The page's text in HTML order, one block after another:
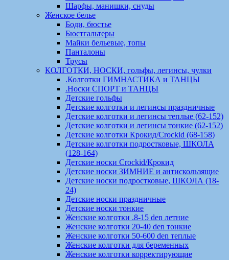
Шарфы, манишки, снуды
Женское белье
Боди, бюстье
Бюстгальтеры
Майки бельевые, топы
Панталоны
Трусы
КОЛГОТКИ, НОСКИ, гольфы, легинсы, чулки
.Колготки ГИМНАСТИКА и ТАНЦЫ
.Носки СПОРТ и ТАНЦЫ
Детские гольфы
Детские колготки и легинсы праздничные
Детские колготки и легинсы теплые (62-152)
Детские колготки и легинсы тонкие (62-152)
Детские колготки Крокид/Crockid (68-158)
Детские колготки подростковые, ШКОЛА
(128-164)
Детские носки Crockid/Крокид
Детские носки ЗИМНИЕ и антискользящие
Детские носки подростковые, ШКОЛА (18-
24)
Детские носки праздничные
Детские носки тонкие
Женские колготки .8-15 den летние
Женские колготки 20-40 den тонкие
Женские колготки 50-600 den теплые
Женские колготки для беременных
Женские колготки корректирующие